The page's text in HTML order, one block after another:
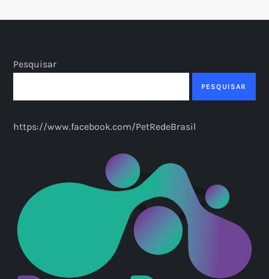
Pesquisar
PESQUISAR
https://www.facebook.com/PetRedeBrasil